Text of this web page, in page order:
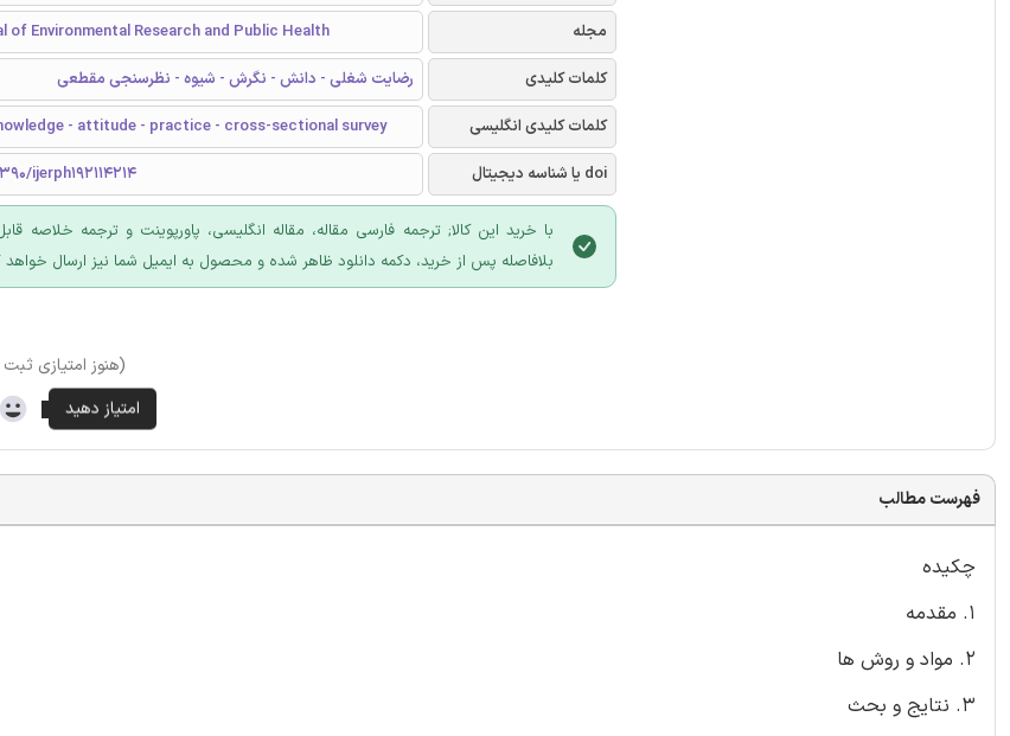
مجله
of Environmental Research and Public Health
کلمات کلیدی
رضایت شغلی - دانش - نگرش - شیوه - نظرسنجی مقطعی
کلمات کلیدی انگلیسی
- attitude - practice - cross-sectional survey
doi یا شناسه دیجیتال
ijerph192114214
با خرید این کالا; ترجمه فارسی مقاله، مقاله انگلیسی، پاورپوینت و ترجمه خلاصه
بلافاصله پس از خرید، دکمه دانلود ظاهر شده و محصول به ایمیل شما نیز ارسال خواهد
(هنوز امتیازی
فهرست مطالب
چکیده
1. مقدمه
2. مواد و روش ها
3. نتایج و بحث